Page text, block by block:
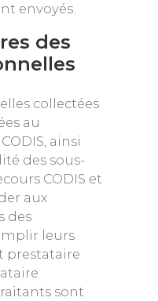
envoyés.
des
collectées
au
ainsi
des sous-
CODIS et
aux
des
leurs
prestataire
sont